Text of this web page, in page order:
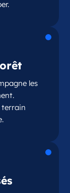
les
terrain